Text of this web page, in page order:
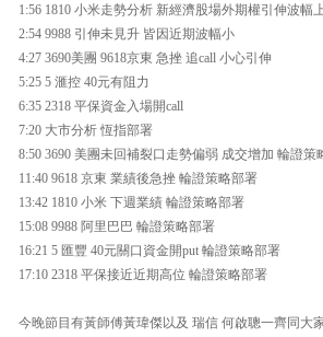
1:56 1810 小米走勢分析 新經濟股場外期權引伸波幅
2:54 9988 引伸未見升 皆因近期波幅小
4:27 3690美團 9618京東 急挫 追call 小心引伸
5:25 5 滙控 40元有阻力
6:35 2318 平保資金入場開call
7:20 大市分析 恆指部署
8:50 3690 美團未回補裂口走勢偏弱 成交增加 輪證策
11:40 9618 京東 業績後急挫 輪證策略部署
13:42 1810 小米 下週業績 輪證策略部署
15:08 9988 阿里巴巴 輪證策略部署
16:21 5 匯豐 40元關口資金開put 輪證策略部署
17:10 2318 平保接近近期高位 輪證策略部署
今晚節目有黃師傅黃瑋傑以及 瑞信 何啟聰一齊同大